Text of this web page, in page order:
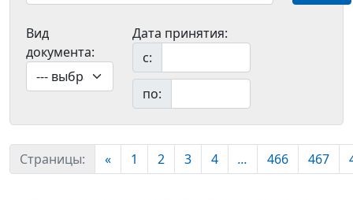
Вид
документа:
Дата принятия:
с:
по:
Страницы: « 1 2 3 4 ... 466 467